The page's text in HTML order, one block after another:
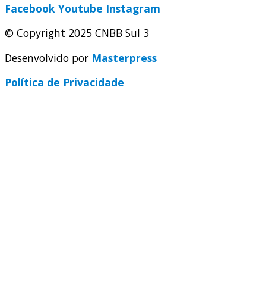
Facebook Youtube Instagram
© Copyright 2025 CNBB Sul 3
Desenvolvido por Masterpress
Política de Privacidade